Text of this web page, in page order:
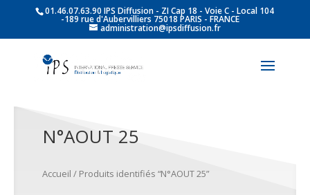
01.46.07.63.90 IPS Diffusion - ZI Cap 18 - Voie C - Local 104
-189 rue d'Aubervilliers 75018 PARIS - FRANCE
administration@ipsdiffusion.fr
N°AOUT 25
Accueil / Produits identifiés “N°AOUT 25”